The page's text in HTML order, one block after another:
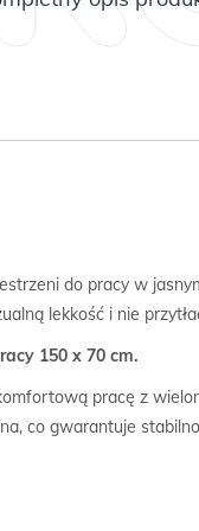
do pracy w
lekkość i nie
150 x 70 cm.
pracę z
co gwarantuje